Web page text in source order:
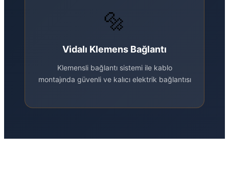
🔩
Vidalı Klemens Bağlantı
Klemensli bağlantı sistemi ile kablo
montajında güvenli ve kalıcı elektrik bağlantısı